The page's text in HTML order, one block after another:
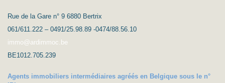
Rue de la Gare n° 9 6880 Bertrix
061/611.222 – 0491/25.98.89 -0474/88.56.10
immo@ardimmoc.be
BE1012.705.239
Agents immobiliers intermédiaires agréés en Belgique sous le n°